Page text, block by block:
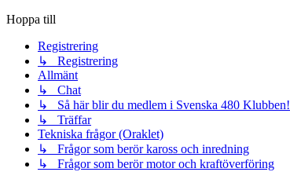
Hoppa till
Registrering
↳ Registrering
Allmänt
↳ Chat
↳ Så här blir du medlem i Svenska 480 Klubben!
↳ Träffar
Tekniska frågor (Oraklet)
↳ Frågor som berör kaross och inredning
↳ Frågor som berör motor och kraftöverföring